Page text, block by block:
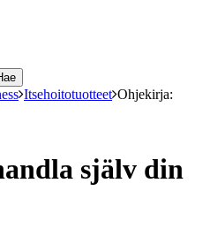
Itsehoitotuotteet Ohjekirja:
själv din